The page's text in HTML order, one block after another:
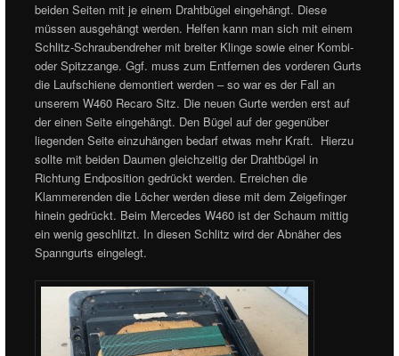
beiden Seiten mit je einem Drahtbügel eingehängt. Diese
müssen ausgehängt werden. Helfen kann man sich mit einem
Schlitz-Schraubendreher mit breiter Klinge sowie einer Kombi-
oder Spitzzange. Ggf. muss zum Entfernen des vorderen Gurts
die Laufschiene demontiert werden – so war es der Fall an
unserem W460 Recaro Sitz. Die neuen Gurte werden erst auf
der einen Seite eingehängt. Den Bügel auf der gegenüber
liegenden Seite einzuhängen bedarf etwas mehr Kraft. Hierzu
sollte mit beiden Daumen gleichzeitig der Drahtbügel in
Richtung Endposition gedrückt werden. Erreichen die
Klammerenden die Löcher werden diese mit dem Zeigefinger
hinein gedrückt. Beim Mercedes W460 ist der Schaum mittig
ein wenig geschlitzt. In diesen Schlitz wird der Abnäher des
Spanngurts eingelegt.